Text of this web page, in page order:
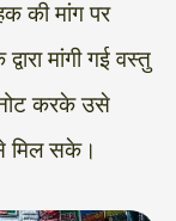
की मांग पर
मांगी गई वस्तु
करके उसे
मिल सके।